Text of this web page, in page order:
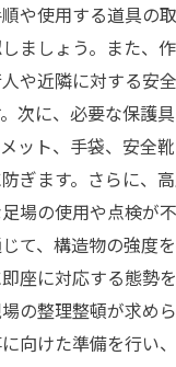
や使用する道具の
ましょう。また、
や近隣に対する安
次に、必要な保護
ット、手袋、安全
ぎます。さらに、
場の使用や点検が
て、構造物の強度
座に対応する態勢
の整理整頓が求め
向けた準備を行い